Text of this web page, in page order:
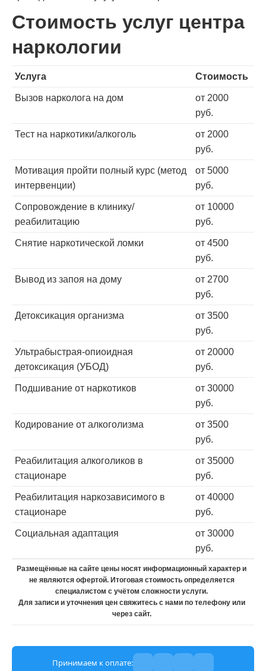
Стоимость услуг центра
наркологии
Услуга Стоимость
Вызов нарколога на дом
от 2000
руб.
Тест на наркотики/алкоголь
от 2000
руб.
Мотивация пройти полный курс (метод
интервенции)
от 5000
руб.
Сопровождение в клинику/
реабилитацию
от 10000
руб.
Снятие наркотической ломки
от 4500
руб.
Вывод из запоя на дому
от 2700
руб.
Детоксикация организма
от 3500
руб.
Ультрабыстрая-опиоидная
детоксикация (УБОД)
от 20000
руб.
Подшивание от наркотиков
от 30000
руб.
Кодирование от алкоголизма
от 3500
руб.
Реабилитация алкоголиков в
стационаре
от 35000
руб.
Реабилитация наркозависимого в
стационаре
от 40000
руб.
Социальная адаптация
от 30000
руб.
Размещённые на сайте цены носят информационный характер и
не являются офертой. Итоговая стоимость определяется
специалистом с учётом сложности услуги.
Для записи и уточнения цен свяжитесь с нами по телефону или
через сайт.
Принимаем к оплате: